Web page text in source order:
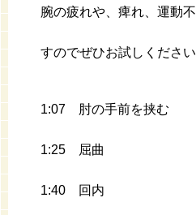
腕の疲れや、痺れ、運動
すのでぜひお試しください
1:07 肘の手前を挟む
1:25 屈曲
1:40 回内